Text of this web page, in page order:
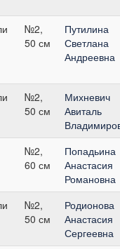
№2,
50 см
Путилина
Светлана
Андреевна
№2,
50 см
Михневич
Авиталь
№2,
60 см
Попадьина
Анастасия
Романовна
№2,
50 см
Родионова
Анастасия
Сергеевна